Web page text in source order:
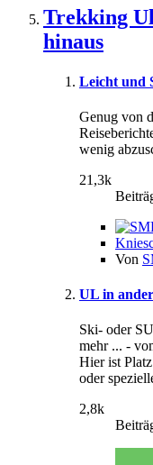
Trekking
hinaus
Leicht und
Genug von
wenig
21,3k
Von
UL in
Ski- oder
mehr ... -
Hier ist
oder
2,8k